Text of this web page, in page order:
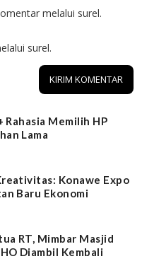
melalui surel.
surel.
Rahasia Memilih HP
Lama
Konawe Expo
Baru Ekonomi
RT, Mimbar Masjid
Diambil Kembali